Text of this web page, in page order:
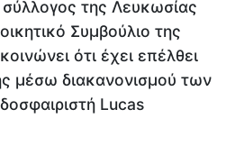
της Λευκωσίας
Συμβούλιο της
ότι έχει επέλθει
μέσω διακανονισμού των
Lucas